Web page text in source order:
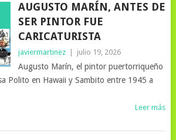
AUGUSTO MARÍN, ANTES DE
SER PINTOR FUE
CARICATURISTA
javiermartinez julio 19, 2026
Augusto Marín, el pintor puertorriqueño
Polito en Hawaii y Sambito entre 1945 a
Leer más